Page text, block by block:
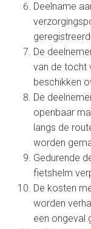
Deelname
De
van de tocht
beschikken
De
openbaar
langs de
worden
Gedurende
fietshelm
De kosten
worden
een ongeval